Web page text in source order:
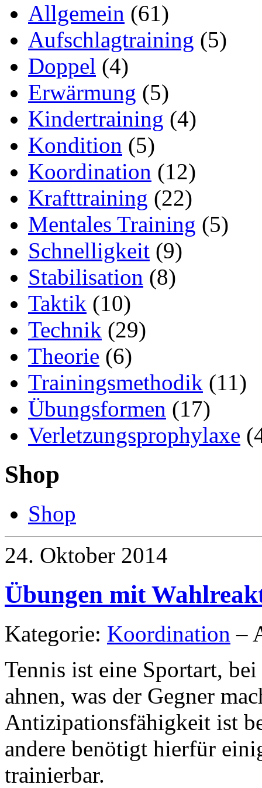
Allgemein (61)
Aufschlagtraining (5)
Doppel (4)
Erwärmung (5)
Kindertraining (4)
Kondition (5)
Koordination (12)
Krafttraining (22)
Mentales Training (5)
Schnelligkeit (9)
Stabilisation (8)
Taktik (10)
Technik (29)
Theorie (6)
Trainingsmethodik (11)
Übungsformen (17)
Verletzungsprophylaxe
Shop
Shop
24. Oktober 2014
Übungen mit
Kategorie: Koordination –
Tennis ist eine Sportart,
ahnen, was der Gegner
Antizipationsfähigkeit ist
andere benötigt hierfür
trainierbar.